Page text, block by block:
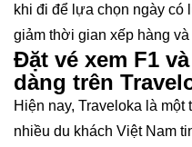
khi đi để lựa chọn ngày
giảm thời gian xếp hàng
Đặt vé xem F1
dàng trên
Hiện nay, Traveloka là
nhiều du khách Việt Nam